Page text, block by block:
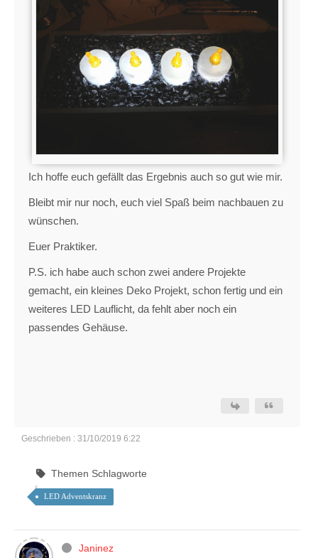
Ich hoffe euch gefällt das Ergebnis auch so gut wie mir.
Bleibt mir nur noch, euch viel Spaß beim nachbauen zu
wünschen.
Euer Praktiker.
P.S. ich habe auch schon zwei andere Projekte
gemacht, ein kleines Deko Projekt, schon fertig und ein
weiteres LED Lauflicht, da fehlt aber noch ein
passendes Gehäuse.
Geschrieben : 31/10/2019 6:22
Themen Schlagworte
LED Adventskranz
Janinez